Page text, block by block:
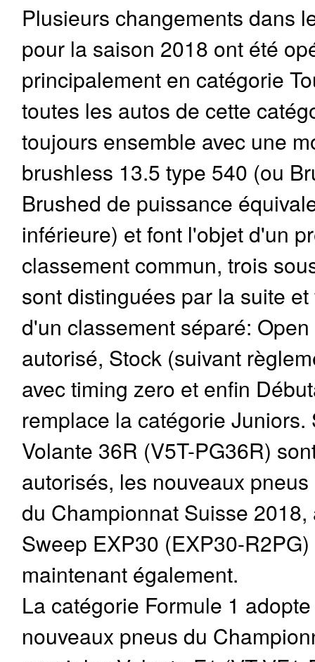
Plusieurs changements dans
pour la saison 2018 ont été
principalement en catégorie
toutes les autos de cette
toujours ensemble avec une
brushless 13.5 type 540 (ou
Brushed de puissance
inférieure) et font l'objet d'un
classement commun, trois
sont distinguées par la suite
d'un classement séparé:
autorisé, Stock (suivant
avec timing zero et enfin
remplace la catégorie Juniors.
Volante 36R (V5T-PG36R)
autorisés, les nouveaux
du Championnat Suisse 2018,
Sweep EXP30 (EXP30-
maintenant également.
La catégorie Formule 1
nouveaux pneus du